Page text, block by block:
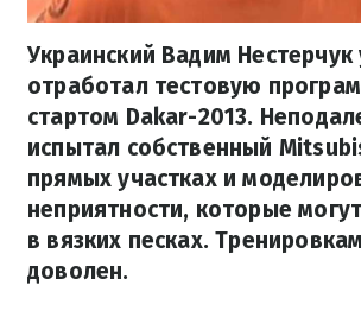
Украинский Вадим
отработал тестовую
стартом Dakar-2013.
испытал собственный
прямых участках и
неприятности, которые
в вязких песках.
доволен.